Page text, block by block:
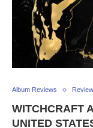
Album Reviews
WITCHCRAFT
UNITED